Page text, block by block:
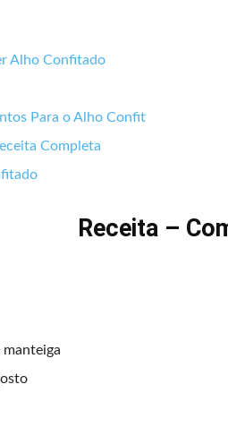
Alho Confitado
Para o Alho Confit
Completa
Receita –
manteiga